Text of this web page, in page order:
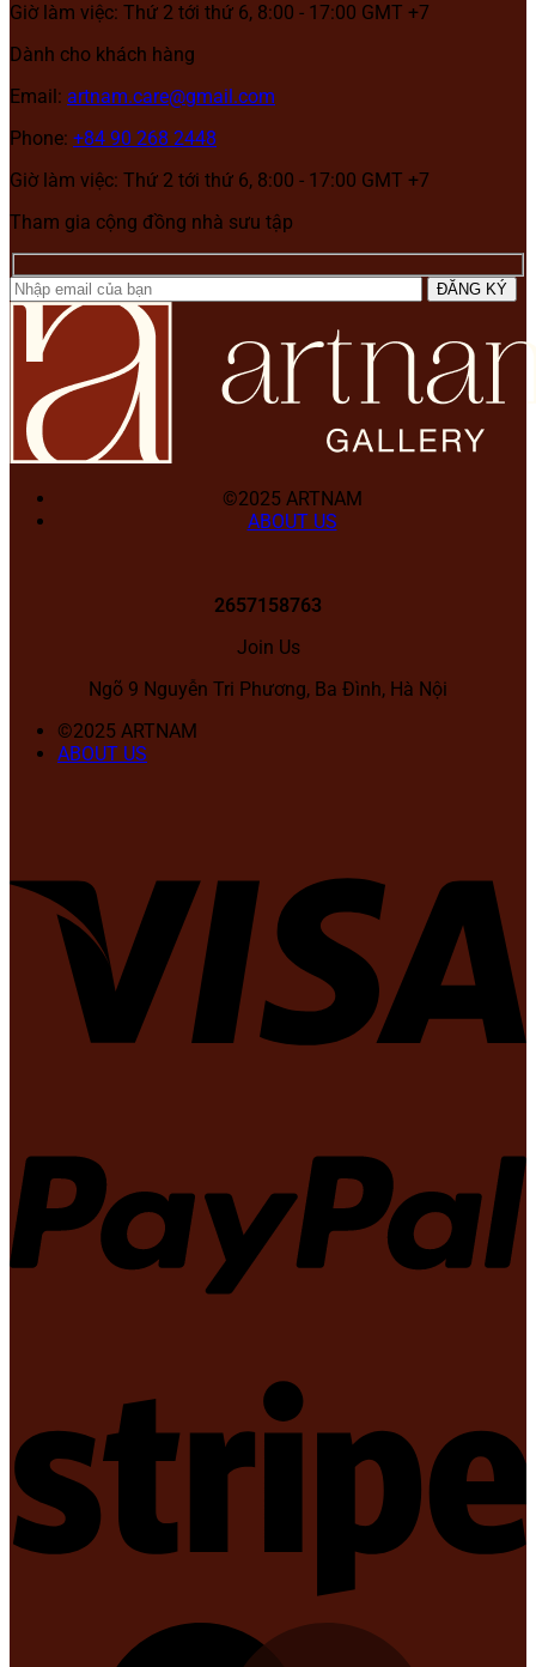
Giờ làm việc: Thứ 2 tới thứ 6, 8:00 - 17:00 GMT +7
Dành cho khách hàng
Email: artnam.care@gmail.com
Phone: +84 90 268 2448
Giờ làm việc: Thứ 2 tới thứ 6, 8:00 - 17:00 GMT +7
Tham gia cộng đồng nhà sưu tập
©2025 ARTNAM
ABOUT US
2657158763
Join Us
Ngõ 9 Nguyễn Tri Phương, Ba Đình, Hà Nội
©2025 ARTNAM
ABOUT US